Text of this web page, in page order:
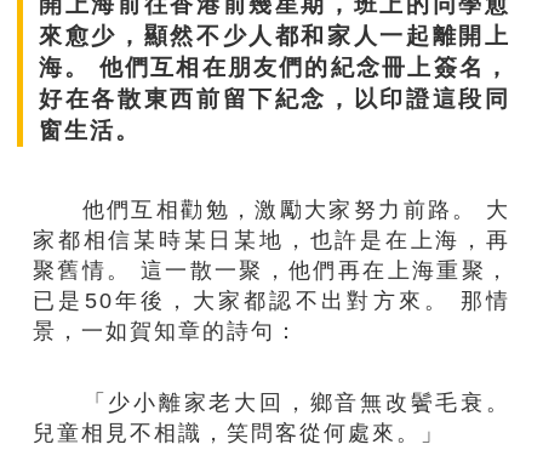
來愈少，顯然不少人都和家人一起離開上
海。 他們互相在朋友們的紀念冊上簽名，
好在各散東西前留下紀念，以印證這段同
窗生活。
他們互相勸勉，激勵大家努力前路。 大
家都相信某時某日某地，也許是在上海，再
聚舊情。 這一散一聚，他們再在上海重聚，
已是50年後，大家都認不出對方來。 那情
景，一如賀知章的詩句：
「少小離家老大回，鄉音無改鬢毛衰。
兒童相見不相識，笑問客從何處來。」